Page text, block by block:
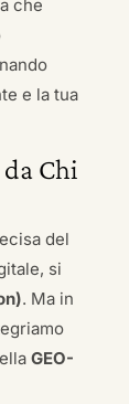
che
e la tua
da Chi
del
si
. Ma in
GEO-